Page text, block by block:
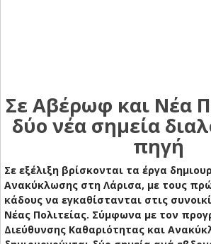
Σε Αβέρωφ και Νέα
δύο νέα σημεία
πηγή
Σε εξέλιξη βρίσκονται τα έργα
Ανακύκλωσης στη Λάρισα, με τους
κάδους να εγκαθίστανται στις
Νέας Πολιτείας. Σύμφωνα με τον
Διεύθυνσης Καθαριότητας και